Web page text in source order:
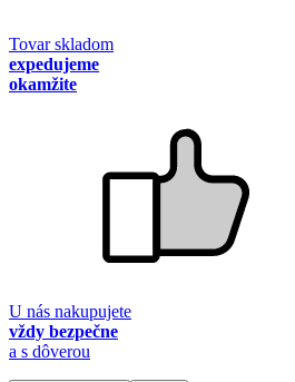
Tovar skladom
expedujeme
okamžite
U nás nakupujete
vždy bezpečne
a s dôverou